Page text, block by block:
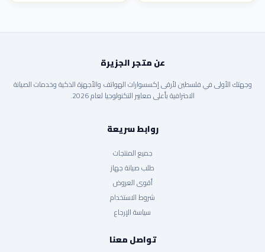
عن متجر الجزيرة
وجهتك الأولى في فلسطين لأرقى إكسسوارات الهواتف والأجهزة الذكية وخدمات الصيانة
الاحترافية بأعلى معايير التكنولوجيا لعام 2026.
روابط سريعة
جميع المنتجات
طلب صيانة جهاز
أقوى العروض
شروط الاستخدام
سياسة الإرجاع
تواصل معنا